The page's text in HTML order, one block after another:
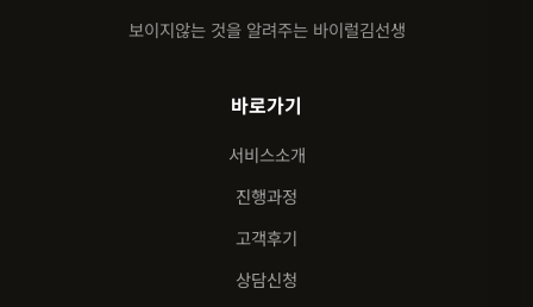
보이지않는 것을 알려주는 바이럴김선생
바로가기
서비스소개
진행과정
고객후기
상담신청